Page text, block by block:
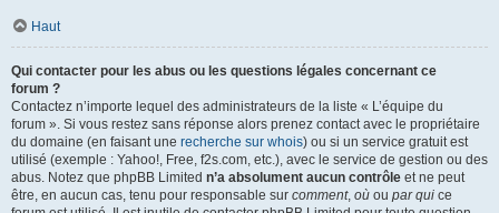
Haut
Qui contacter pour les abus ou les questions légales concernant ce
forum ?
Contactez n’importe lequel des administrateurs de la liste « L’équipe du
forum ». Si vous restez sans réponse alors prenez contact avec le propriétaire
du domaine (en faisant une recherche sur whois) ou si un service gratuit est
utilisé (exemple : Yahoo!, Free, f2s.com, etc.), avec le service de gestion ou des
abus. Notez que phpBB Limited n’a absolument aucun contrôle et ne peut
être, en aucun cas, tenu pour responsable sur comment, où ou par qui ce